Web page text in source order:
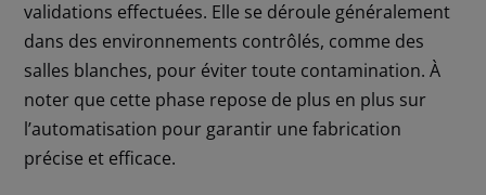
validations effectuées. Elle se déroule généralement
dans des environnements contrôlés, comme des
salles blanches, pour éviter toute contamination. À
noter que cette phase repose de plus en plus sur
l’automatisation pour garantir une fabrication
précise et efficace.